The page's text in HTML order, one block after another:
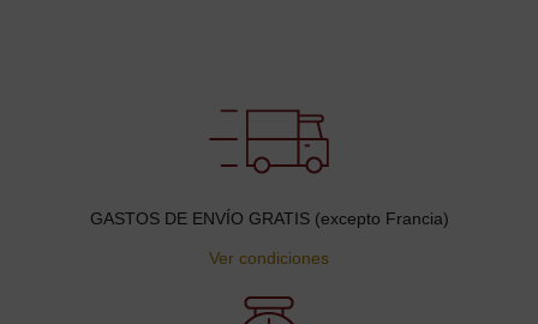
GASTOS DE ENVÍO GRATIS (excepto Francia)
Ver condiciones